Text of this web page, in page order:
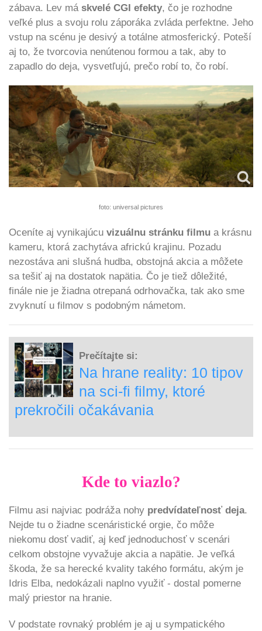
zábava. Lev má skvelé CGI efekty, čo je rozhodne
veľké plus a svoju rolu záporáka zvláda perfektne. Jeho
vstup na scénu je desivý a totálne atmosferický. Poteší
aj to, že tvorcovia nenútenou formou a tak, aby to
zapadlo do deja, vysvetľujú, prečo robí to, čo robí.
foto: universal pictures
Oceníte aj vynikajúcu vizuálnu stránku filmu a krásnu
kameru, ktorá zachytáva africkú krajinu. Pozadu
nezostáva ani slušná hudba, obstojná akcia a môžete
sa tešiť aj na dostatok napätia. Čo je tiež dôležité,
finále nie je žiadna otrepaná odrhovačka, tak ako sme
zvyknutí u filmov s podobným námetom.
Prečítajte si:
Na hrane reality: 10 tipov
na sci-fi filmy, ktoré
prekročili očakávania
Kde to viazlo?
Filmu asi najviac podráža nohy predvídateľnosť deja.
Nejde tu o žiadne scenáristické orgie, čo môže
niekomu dosť vadiť, aj keď jednoduchosť v scenári
celkom obstojne vyvažuje akcia a napätie. Je veľká
škoda, že sa herecké kvality takého formátu, akým je
Idris Elba, nedokázali naplno využiť - dostal pomerne
malý priestor na hranie.
V podstate rovnaký problém je aj u sympatického